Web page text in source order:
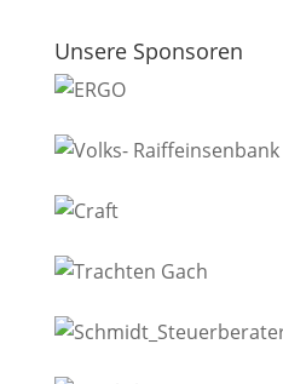
Unsere Sponsoren